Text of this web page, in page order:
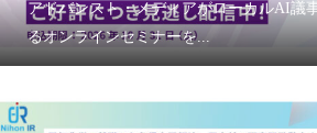
アドバンスト・メディアがローカルAI議
るオンラインセミナーを...